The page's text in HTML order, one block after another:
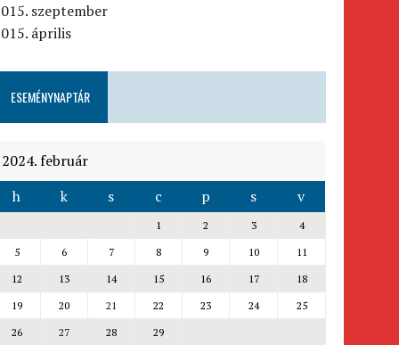
szeptember
április
ESEMÉNYNAPTÁR
2024. február
h
k s c p s v
1 2 3
4
5
6 7 8 9 10
11
12
13 14 15 16 17
18
19
20 21 22 23 24
25
26
27 28 29